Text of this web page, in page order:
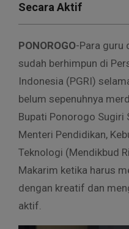
Secara Aktif
PONOROGO-Para guru
sudah berhimpun di
Indonesia (PGRI)
belum sepenuhnya
Bupati Ponorogo Sugiri
Menteri Pendidikan,
Teknologi (Mendikbud
Makarim ketika harus
dengan kreatif dan
aktif.